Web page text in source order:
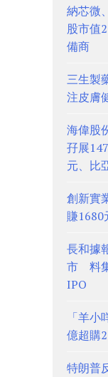
納芯微
股市值
備商
三生製
注皮膚
海偉股
孖展
元、比
創新實
賺
長和據
市 料
IPO
「羊
億超購
特朗普